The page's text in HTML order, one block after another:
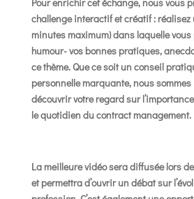
challenge interactif et créatif : réalisez
minutes maximum) dans laquelle
humour- vos bonnes pratiques,
ce thème. Que ce soit un conseil
personnelle marquante, nous
découvrir votre regard sur
le quotidien du contract management.
La meilleure vidéo sera diffusée lors
et permettra d’ouvrir un débat sur